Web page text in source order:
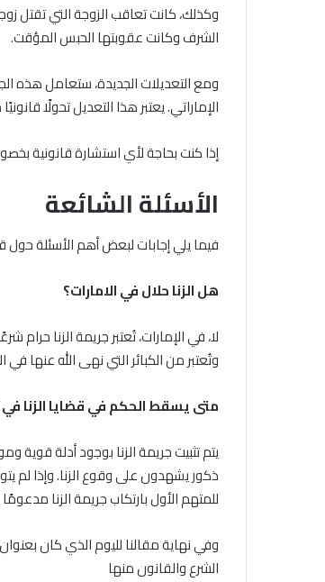
وكذلك، كانت تعاقب الزوجة التي تقتل
الشرف وكانت عقوبتها الحبس المؤقت.
ومع التعديلات الجديدة، ستعامل هذه
الإماراتي. يعتبر هذا التعديل تحولًا
إذا كنت بحاجة لأي استشارة قانونية
الأسئلة الشائعة
فيما يلي إجابات لبعض أهم الأسئلة حول
هل الزنا حلال في الامارات؟
لا، في الإمارات، تُعتبر جريمة الزنا
وتُعتبر من الكبائر التي نهى الله عنها في
متى يسقط الحكم في قضايا الزنا في
يتم تثبيت جريمة الزنا بوجود أدلة
ذكور يشهدون على وقوع الزنا. وإذا لم
للمتهم الأول بارتكاب جريمة الزنا
وفي نهاية مقالنا لليوم الذي كان
الشرع والقانون منها